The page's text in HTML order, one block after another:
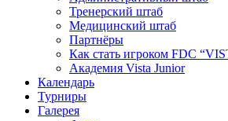
Тренерский штаб
Медицинский штаб
Партнёры
Как стать игроком FDC
Академия Vista Junior
Календарь
Турниры
Галерея